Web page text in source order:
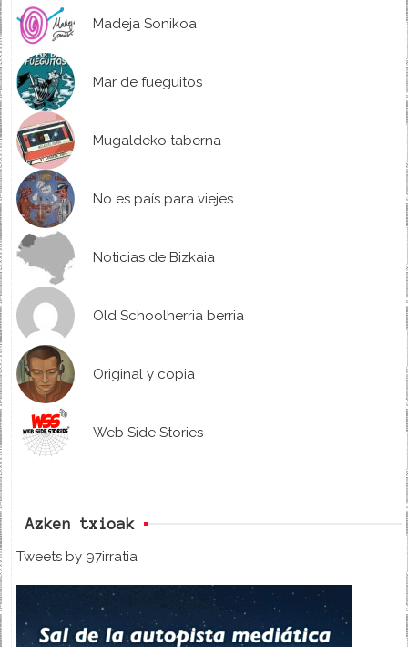
Madeja Sonikoa
Mar de fueguitos
Mugaldeko taberna
No es país para viejes
Noticias de Bizkaia
Old Schoolherria berria
Original y copia
Web Side Stories
Azken txioak
Tweets by 97irratia